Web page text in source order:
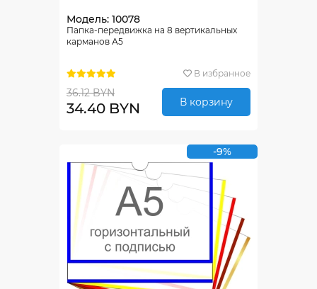
Модель: 10078
Папка-передвижка на 8 вертикальных
карманов А5
В избранное
36.12 BYN
34.40 BYN В корзину
-9%